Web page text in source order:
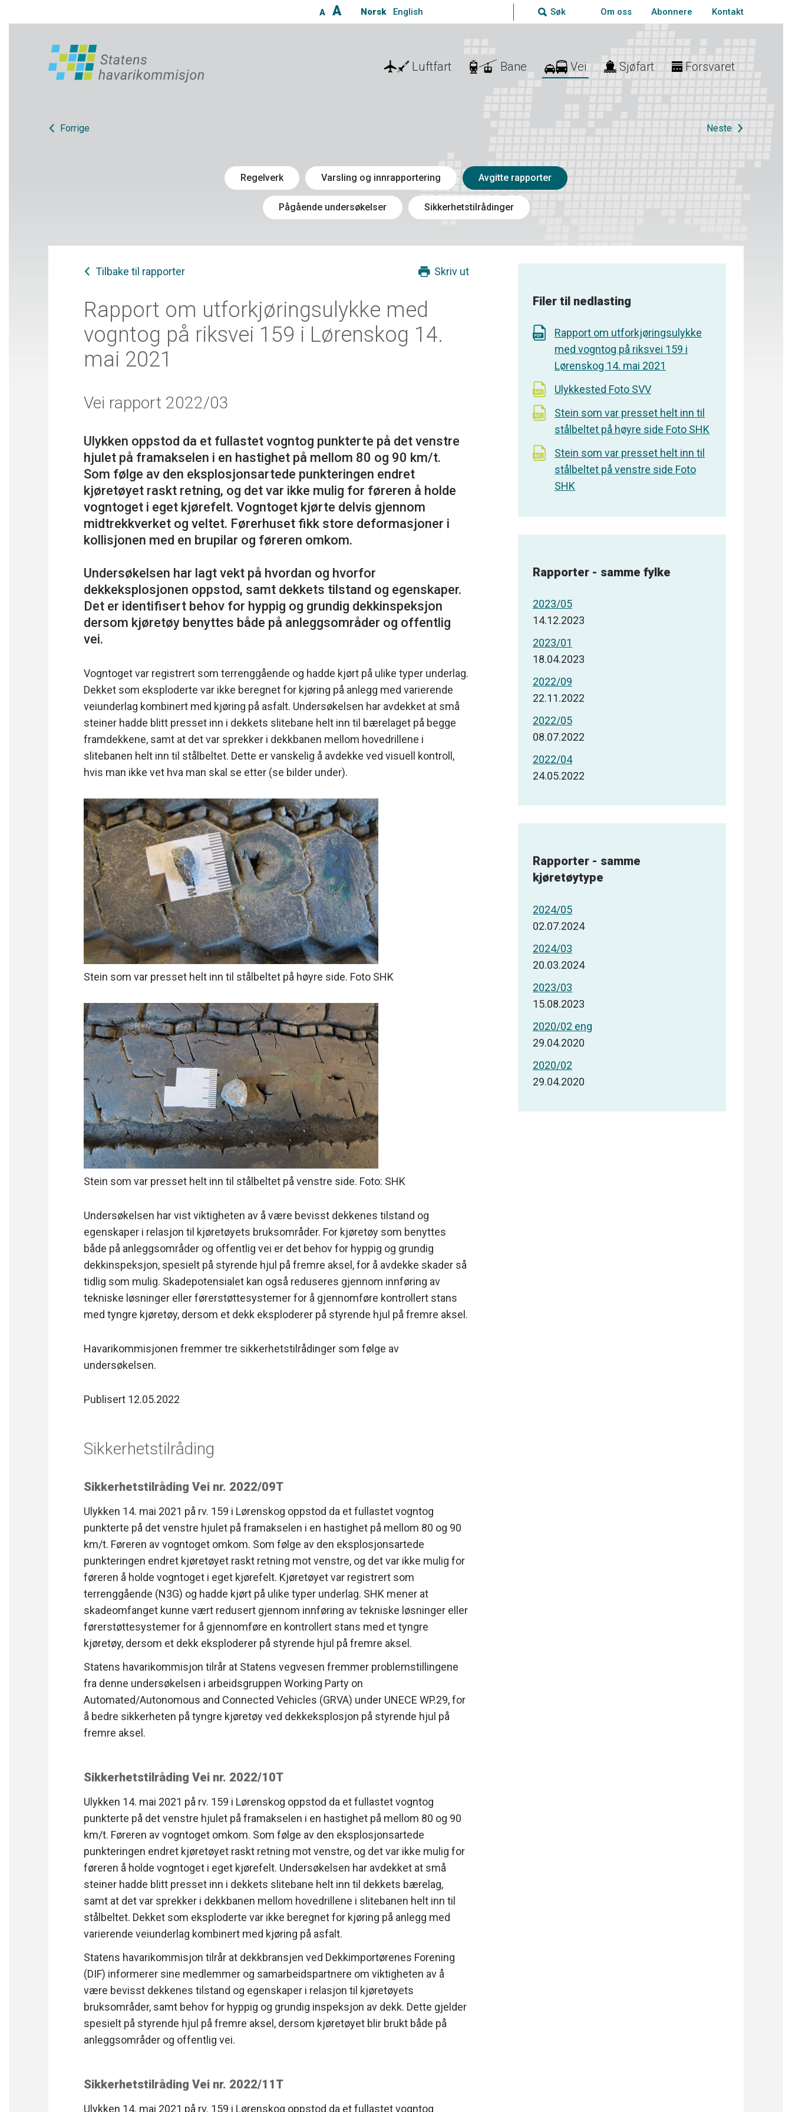
A A Norsk English Søk Om oss Abonnere Kontakt
Luftfart Bane Vei Sjøfart Forsvaret
Forrige Neste
Regelverk Varsling og innrapportering Avgitte rapporter
Pågående undersøkelser Sikkerhetstilrådinger
Tilbake til rapporter Skriv ut
Rapport om utforkjøringsulykke med
vogntog på riksvei 159 i Lørenskog 14.
mai 2021
Vei rapport 2022/03
Ulykken oppstod da et fullastet vogntog punkterte på det venstre
hjulet på framakselen i en hastighet på mellom 80 og 90 km/t.
Som følge av den eksplosjonsartede punkteringen endret
kjøretøyet raskt retning, og det var ikke mulig for føreren å holde
vogntoget i eget kjørefelt. Vogntoget kjørte delvis gjennom
midtrekkverket og veltet. Førerhuset fikk store deformasjoner i
kollisjonen med en brupilar og føreren omkom.
Undersøkelsen har lagt vekt på hvordan og hvorfor
dekkeksplosjonen oppstod, samt dekkets tilstand og egenskaper.
Det er identifisert behov for hyppig og grundig dekkinspeksjon
dersom kjøretøy benyttes både på anleggsområder og offentlig
Vogntoget var registrert som terrenggående og hadde kjørt på ulike typer underlag.
Dekket som eksploderte var ikke beregnet for kjøring på anlegg med varierende
veiunderlag kombinert med kjøring på asfalt. Undersøkelsen har avdekket at små
steiner hadde blitt presset inn i dekkets slitebane helt inn til bærelaget på begge
framdekkene, samt at det var sprekker i dekkbanen mellom hovedrillene i
slitebanen helt inn til stålbeltet. Dette er vanskelig å avdekke ved visuell kontroll,
hvis man ikke vet hva man skal se etter (se bilder under).
Stein som var presset helt inn til stålbeltet på høyre side. Foto SHK
Stein som var presset helt inn til stålbeltet på venstre side. Foto: SHK
Undersøkelsen har vist viktigheten av å være bevisst dekkenes tilstand og
egenskaper i relasjon til kjøretøyets bruksområder. For kjøretøy som benyttes
både på anleggsområder og offentlig vei er det behov for hyppig og grundig
dekkinspeksjon, spesielt på styrende hjul på fremre aksel, for å avdekke skader så
tidlig som mulig. Skadepotensialet kan også reduseres gjennom innføring av
tekniske løsninger eller førerstøttesystemer for å gjennomføre kontrollert stans
med tyngre kjøretøy, dersom et dekk eksploderer på styrende hjul på fremre aksel.
Havarikommisjonen fremmer tre sikkerhetstilrådinger som følge av
undersøkelsen.
Publisert 12.05.2022
Sikkerhetstilråding
Sikkerhetstilråding Vei nr. 2022/09T
Ulykken 14. mai 2021 på rv. 159 i Lørenskog oppstod da et fullastet vogntog
punkterte på det venstre hjulet på framakselen i en hastighet på mellom 80 og 90
km/t. Føreren av vogntoget omkom. Som følge av den eksplosjonsartede
punkteringen endret kjøretøyet raskt retning mot venstre, og det var ikke mulig for
føreren å holde vogntoget i eget kjørefelt. Kjøretøyet var registrert som
terrenggående (N3G) og hadde kjørt på ulike typer underlag. SHK mener at
skadeomfanget kunne vært redusert gjennom innføring av tekniske løsninger eller
førerstøttesystemer for å gjennomføre en kontrollert stans med et tyngre
kjøretøy, dersom et dekk eksploderer på styrende hjul på fremre aksel.
Statens havarikommisjon tilrår at Statens vegvesen fremmer problemstillingene
fra denne undersøkelsen i arbeidsgruppen Working Party on
Automated/Autonomous and Connected Vehicles (GRVA) under UNECE WP.29, for
å bedre sikkerheten på tyngre kjøretøy ved dekkeksplosjon på styrende hjul på
fremre aksel.
Sikkerhetstilråding Vei nr. 2022/10T
Ulykken 14. mai 2021 på rv. 159 i Lørenskog oppstod da et fullastet vogntog
punkterte på det venstre hjulet på framakselen i en hastighet på mellom 80 og 90
km/t. Føreren av vogntoget omkom. Som følge av den eksplosjonsartede
punkteringen endret kjøretøyet raskt retning mot venstre, og det var ikke mulig for
føreren å holde vogntoget i eget kjørefelt. Undersøkelsen har avdekket at små
steiner hadde blitt presset inn i dekkets slitebane helt inn til dekkets bærelag,
samt at det var sprekker i dekkbanen mellom hovedrillene i slitebanen helt inn til
stålbeltet. Dekket som eksploderte var ikke beregnet for kjøring på anlegg med
varierende veiunderlag kombinert med kjøring på asfalt.
Statens havarikommisjon tilrår at dekkbransjen ved Dekkimportørenes Forening
(DIF) informerer sine medlemmer og samarbeidspartnere om viktigheten av å
være bevisst dekkenes tilstand og egenskaper i relasjon til kjøretøyets
bruksområder, samt behov for hyppig og grundig inspeksjon av dekk. Dette gjelder
spesielt på styrende hjul på fremre aksel, dersom kjøretøyet blir brukt både på
anleggsområder og offentlig vei.
Sikkerhetstilråding Vei nr. 2022/11T
Ulykken 14. mai 2021 på rv. 159 i Lørenskog oppstod da et fullastet vogntog
Filer til nedlasting
Rapport om utforkjøringsulykke
med vogntog på riksvei 159 i
Lørenskog 14. mai 2021
Ulykkested Foto SVV
Stein som var presset helt inn til
stålbeltet på høyre side Foto SHK
Stein som var presset helt inn til
stålbeltet på venstre side Foto
SHK
Rapporter - samme fylke
2023/05
14.12.2023
2023/01
18.04.2023
2022/09
22.11.2022
2022/05
08.07.2022
2022/04
24.05.2022
Rapporter - samme
kjøretøytype
2024/05
02.07.2024
2024/03
20.03.2024
2023/03
15.08.2023
2020/02 eng
29.04.2020
2020/02
29.04.2020